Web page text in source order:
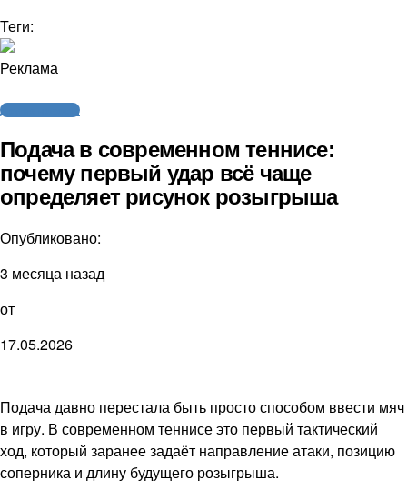
Теги:
Реклама
Другие новости
Подача в современном теннисе:
почему первый удар всё чаще
определяет рисунок розыгрыша
Опубликовано:
3 месяца назад
от
17.05.2026
Подача давно перестала быть просто способом ввести мяч
в игру. В современном теннисе это первый тактический
ход, который заранее задаёт направление атаки, позицию
соперника и длину будущего розыгрыша.